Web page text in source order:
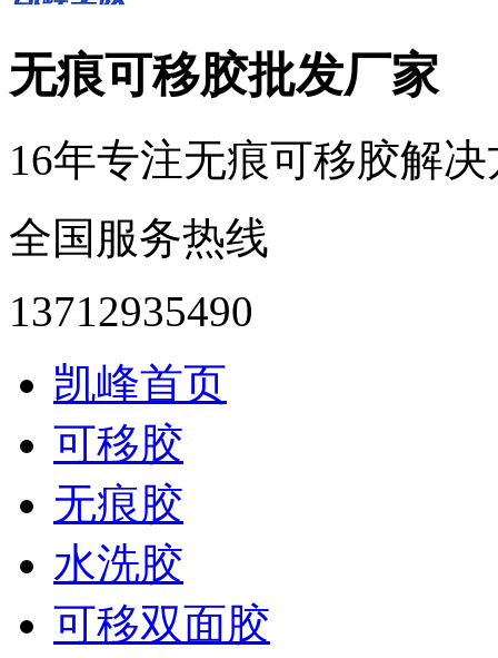
无痕可移胶批发厂家
16年专注无痕可移胶解
全国服务热线
13712935490
凯峰首页
可移胶
无痕胶
水洗胶
可移双面胶